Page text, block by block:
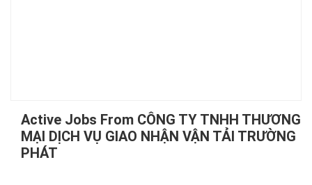
Active Jobs From CÔNG TY TNHH THƯƠNG
MẠI DỊCH VỤ GIAO NHẬN VẬN TẢI TRƯỜNG
PHÁT